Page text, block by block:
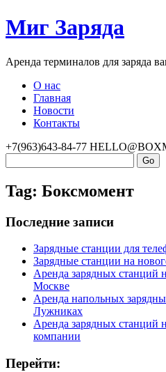
Миг Заряда
Аренда терминалов для заряда
О нас
Главная
Новости
Контакты
+7(963)643-84-77
Tag: Боксмомент
Последние записи
Зарядные станции для
Зарядные станции на
Аренда зарядных станций
Москве
Аренда напольных
Лужниках
Аренда зарядных станций
компании
Перейти: